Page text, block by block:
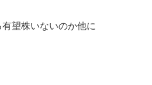
望株いないのか他に